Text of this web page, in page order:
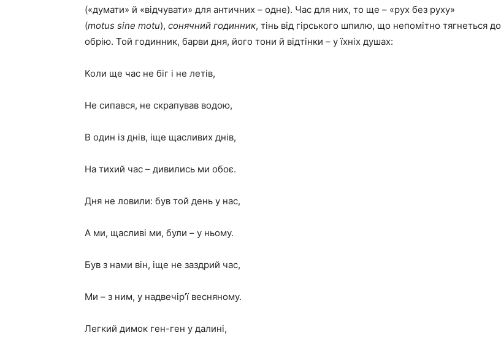
(«думати» й «відчувати» для античних – одне). Час для них, то ще – «рух без руху»
(motus sine motu), сонячний годинник, тінь від гірського шпилю, що непомітно тягнеться до
обрію. Той годинник, барви дня, його тони й відтінки – у їхніх душах:
Коли ще час не біг і не летів,
Не сипався, не скрапував водою,
В один із днів, іще щасливих днів,
На тихий час – дивились ми обоє.
Дня не ловили: був той день у нас,
А ми, щасливі ми, були – у ньому.
Був з нами він, іще не заздрий час,
Ми – з ним, у надвечір’ї весняному.
Легкий димок ген-ген у далині,